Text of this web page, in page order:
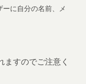
に自分の名前、メ
ますのでご注意く